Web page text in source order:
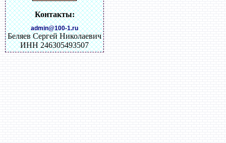
Контакты:
admin@100-1.ru
Беляев Сергей Николаевич
ИНН 246305493507